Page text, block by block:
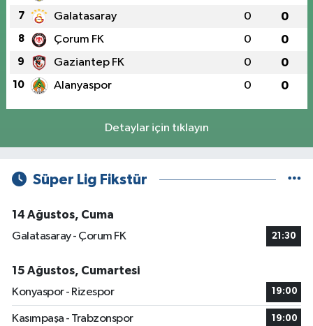
7 Galatasaray 0 0
8 Çorum FK 0 0
9 Gaziantep FK 0 0
10 Alanyaspor 0 0
Detaylar için tıklayın
Süper Lig Fikstür
14 Ağustos, Cuma
Galatasaray - Çorum FK
21:30
15 Ağustos, Cumartesi
Konyaspor - Rizespor
19:00
Kasımpaşa - Trabzonspor 19:00